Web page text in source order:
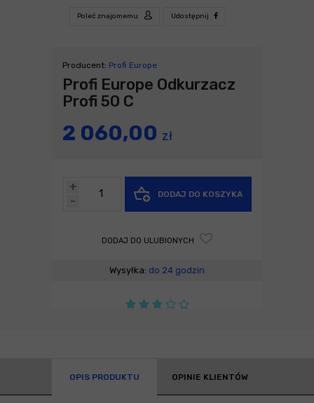
Poleć znajomemu Udostępnij
Producent: Profi Europe
Profi Europe Odkurzacz
Profi 50 C
2 060,00 zł
-
+
DODAJ DO KOSZYKA
DODAJ DO ULUBIONYCH
Wysyłka: do 24 godzin
OPIS PRODUKTU OPINIE KLIENTÓW